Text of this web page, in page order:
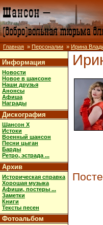
Главная » Персоналии » Ирина
Информация
Новости
Новое в шансоне
Наши друзья
Анонсы
Афиша
Награды
Дискография
Шансон X
Истоки
Военный шансон
Песни цыган
Барды
Ретро, эстрада ...
Архив
Историческая справка
Хорошая музыка
Афиши, постеры ...
Заметки
Книги
Тексты песен
Фотоальбом